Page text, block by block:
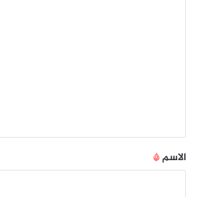
الاسم*